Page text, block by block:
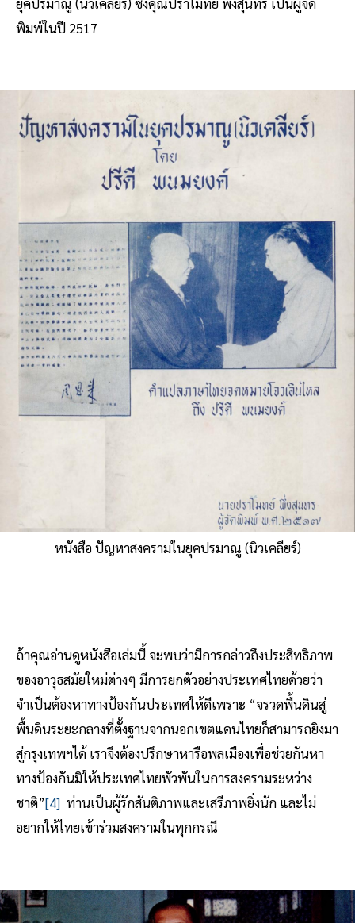
พิมพ์ในปี 2517
หนังสือ ปัญหาสงครามในยุคปรมาณู (นิวเคลียร์)
ถ้าคุณอ่านดูหนังสือเล่มนี้ จะพบว่ามีการกล่าวถึงประสิทธิภาพ
ของอาวุธสมัยใหม่ต่างๆ มีการยกตัวอย่างประเทศไทยด้วยว่า
จำเป็นต้องหาทางป้องกันประเทศให้ดีเพราะ “จรวดพื้นดินสู่
พื้นดินระยะกลางที่ตั้งฐานจากนอกเขตแดนไทยก็สามารถยิงมา
สู่กรุงเทพฯได้ เราจึงต้องปรึกษาหารือพลเมืองเพื่อช่วยกันหา
ทางป้องกันมิให้ประเทศไทยพัวพันในการสงครามระหว่าง
ชาติ”[4] ท่านเป็นผู้รักสันติภาพและเสรีภาพยิ่งนัก และไม่
อยากให้ไทยเข้าร่วมสงครามในทุกกรณี